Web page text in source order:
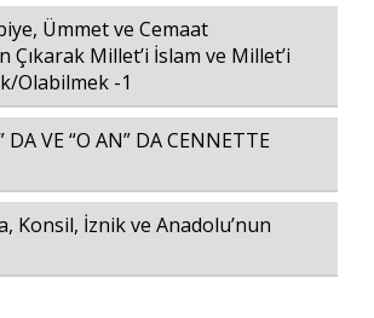
Ümmet ve Cemaat
Çıkarak Millet’i İslam ve Millet’i
Olabilmek -1
DA VE “O AN” DA CENNETTE
Konsil, İznik ve Anadolu’nun